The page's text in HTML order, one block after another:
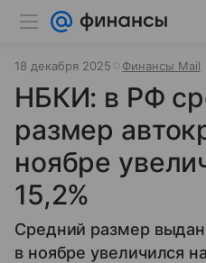
18 декабря 2025 Финансы Mail
НБКИ: в РФ
размер
ноябре
15,2%
Средний размер
в ноябре увеличился